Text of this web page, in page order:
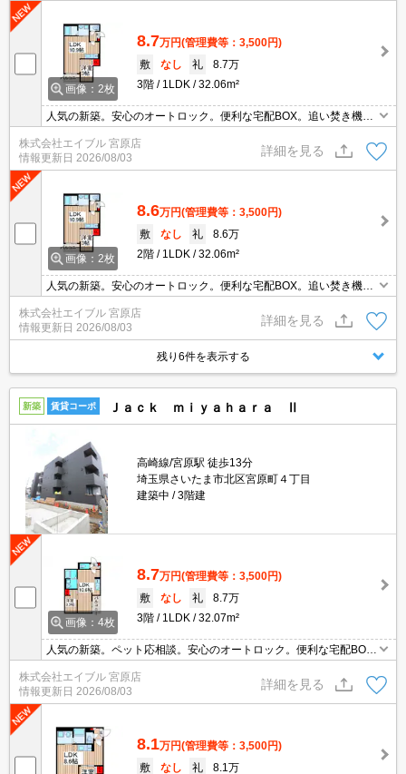
画像：2枚
8.7万円(管理費等：3,500円)
敷
なし 礼
8.7万
3階
1LDK 32.06m²
人気の新築。安心のオートロック。便利な宅配BOX。追い焚き機能
付きバス。浴室乾燥機、室内物干し付きで雨の日も安心です。エコ
ジョーズで省エネ。内見予約受付中。最新の空室状況はお気軽にお
問い合わせ下さい。
株式会社エイブル 宮原店
情報更新日 2026/08/03
詳細を見る
画像：2枚
8.6万円(管理費等：3,500円)
敷
なし 礼
8.6万
2階
1LDK 32.06m²
人気の新築。安心のオートロック。便利な宅配BOX。追い焚き機能
付きバス。浴室乾燥機、室内物干し付きで雨の日も安心です。エコ
ジョーズで省エネ。内見予約受付中。最新の空室状況はお気軽にお
問い合わせ下さい。
株式会社エイブル 宮原店
情報更新日 2026/08/03
詳細を見る
残り6件を表示する
新築 賃貸コーポ Ｊａｃｋ ｍｉｙａｈａｒａ Ⅱ
高崎線/宮原駅 徒歩13分
埼玉県さいたま市北区宮原町４丁目
建築中
3階建
画像：4枚
8.7万円(管理費等：3,500円)
敷
なし 礼
8.7万
3階
1LDK 32.07m²
人気の新築。ペット応相談。安心のオートロック。便利な宅配BO
X。設備充実。追い焚き機能付きバス。浴室乾燥機、室内物干し付
きで雨の日も安心です。エコジョーズで省エネ。遮音床。駅まで徒
歩15分圏内!。
株式会社エイブル 宮原店
情報更新日 2026/08/03
詳細を見る
8.1万円(管理費等：3,500円)
敷
なし 礼
8.1万